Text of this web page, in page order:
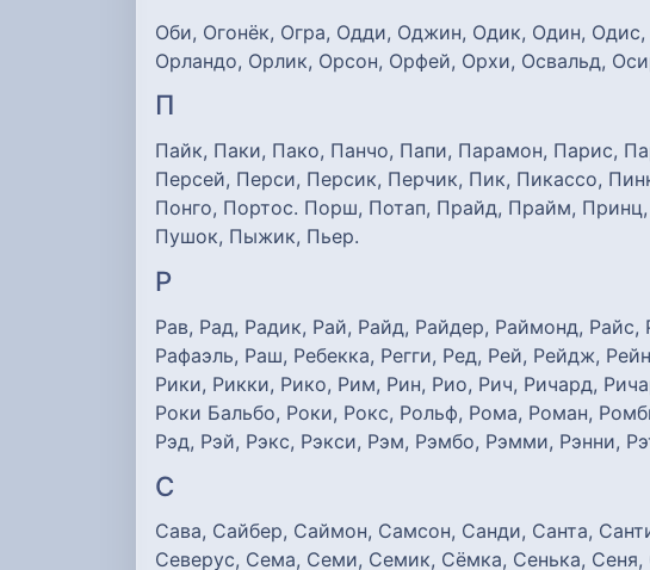
Оби, Огонёк, Огра, Одди, Оджин, Одик, Один,
Орландо, Орлик, Орсон, Орфей, Орхи, Освальд,
П
Пайк, Паки, Пако, Панчо, Папи, Парамон, Парис,
Персей, Перси, Персик, Перчик, Пик, Пикассо,
Понго, Портос. Порш, Потап, Прайд, Прайм,
Пушок, Пыжик, Пьер.
Р
Рав, Рад, Радик, Рай, Райд, Райдер, Раймонд,
Рафаэль, Раш, Ребекка, Регги, Ред, Рей, Рейдж,
Рики, Рикки, Рико, Рим, Рин, Рио, Рич, Ричард,
Роки Бальбо, Роки, Рокс, Рольф, Рома, Роман,
Рэд, Рэй, Рэкс, Рэкси, Рэм, Рэмбо, Рэмми, Рэнни,
С
Сава, Сайбер, Саймон, Самсон, Санди, Санта,
Северус, Сема, Семи, Семик, Сёмка, Сенька,